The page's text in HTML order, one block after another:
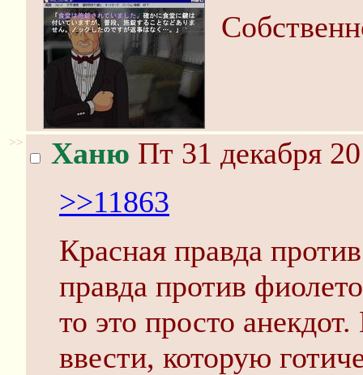
>> Ханю Пт 31 декабря
>>11863
Красная правда
правда против
то это просто
ввести, которую